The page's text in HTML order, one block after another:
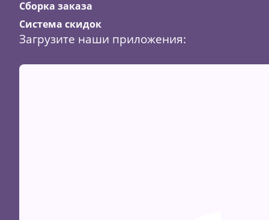
Сборка заказа
Система скидок
Загрузите наши приложения: